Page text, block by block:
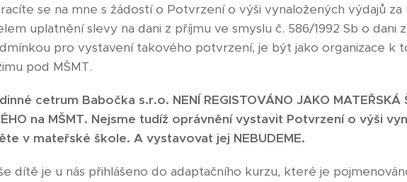
se na mne s žádostí o Potvrzení o výši vynaložených výdajů
uplatnění slevy na dani z příjmu ve smyslu č. 586/1992 Sb o dani
pro vystavení takového potvrzení, je být jako organizace k
pod MŠMT.
cetrum Babočka s.r.o. NENÍ REGISTOVÁNO JAKO MATEŘSKÁ
na MŠMT. Nejsme tudíž oprávnění vystavit Potvrzení o výši
v mateřské škole. A vystavovat jej NEBUDEME.
dítě je u nás přihlášeno do adaptačního kurzu, které je